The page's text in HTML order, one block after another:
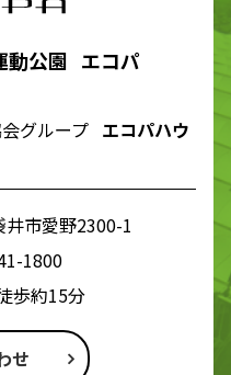
動公園 エコパ
グループ エコパハウ
市愛野2300-1
1800
歩約15分
せ